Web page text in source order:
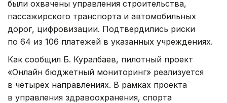
были охвачены управления строительства,
пассажирского транспорта и автомобильных
дорог, цифровизации. Подтвердились риски
по 64 из 106 платежей в указанных учреждениях.
Как сообщил Б. Куралбаев, пилотный проект
«Онлайн бюджетный мониторинг» реализуется
в четырех направлениях. В рамках проекта
в управления здравоохранения, спорта